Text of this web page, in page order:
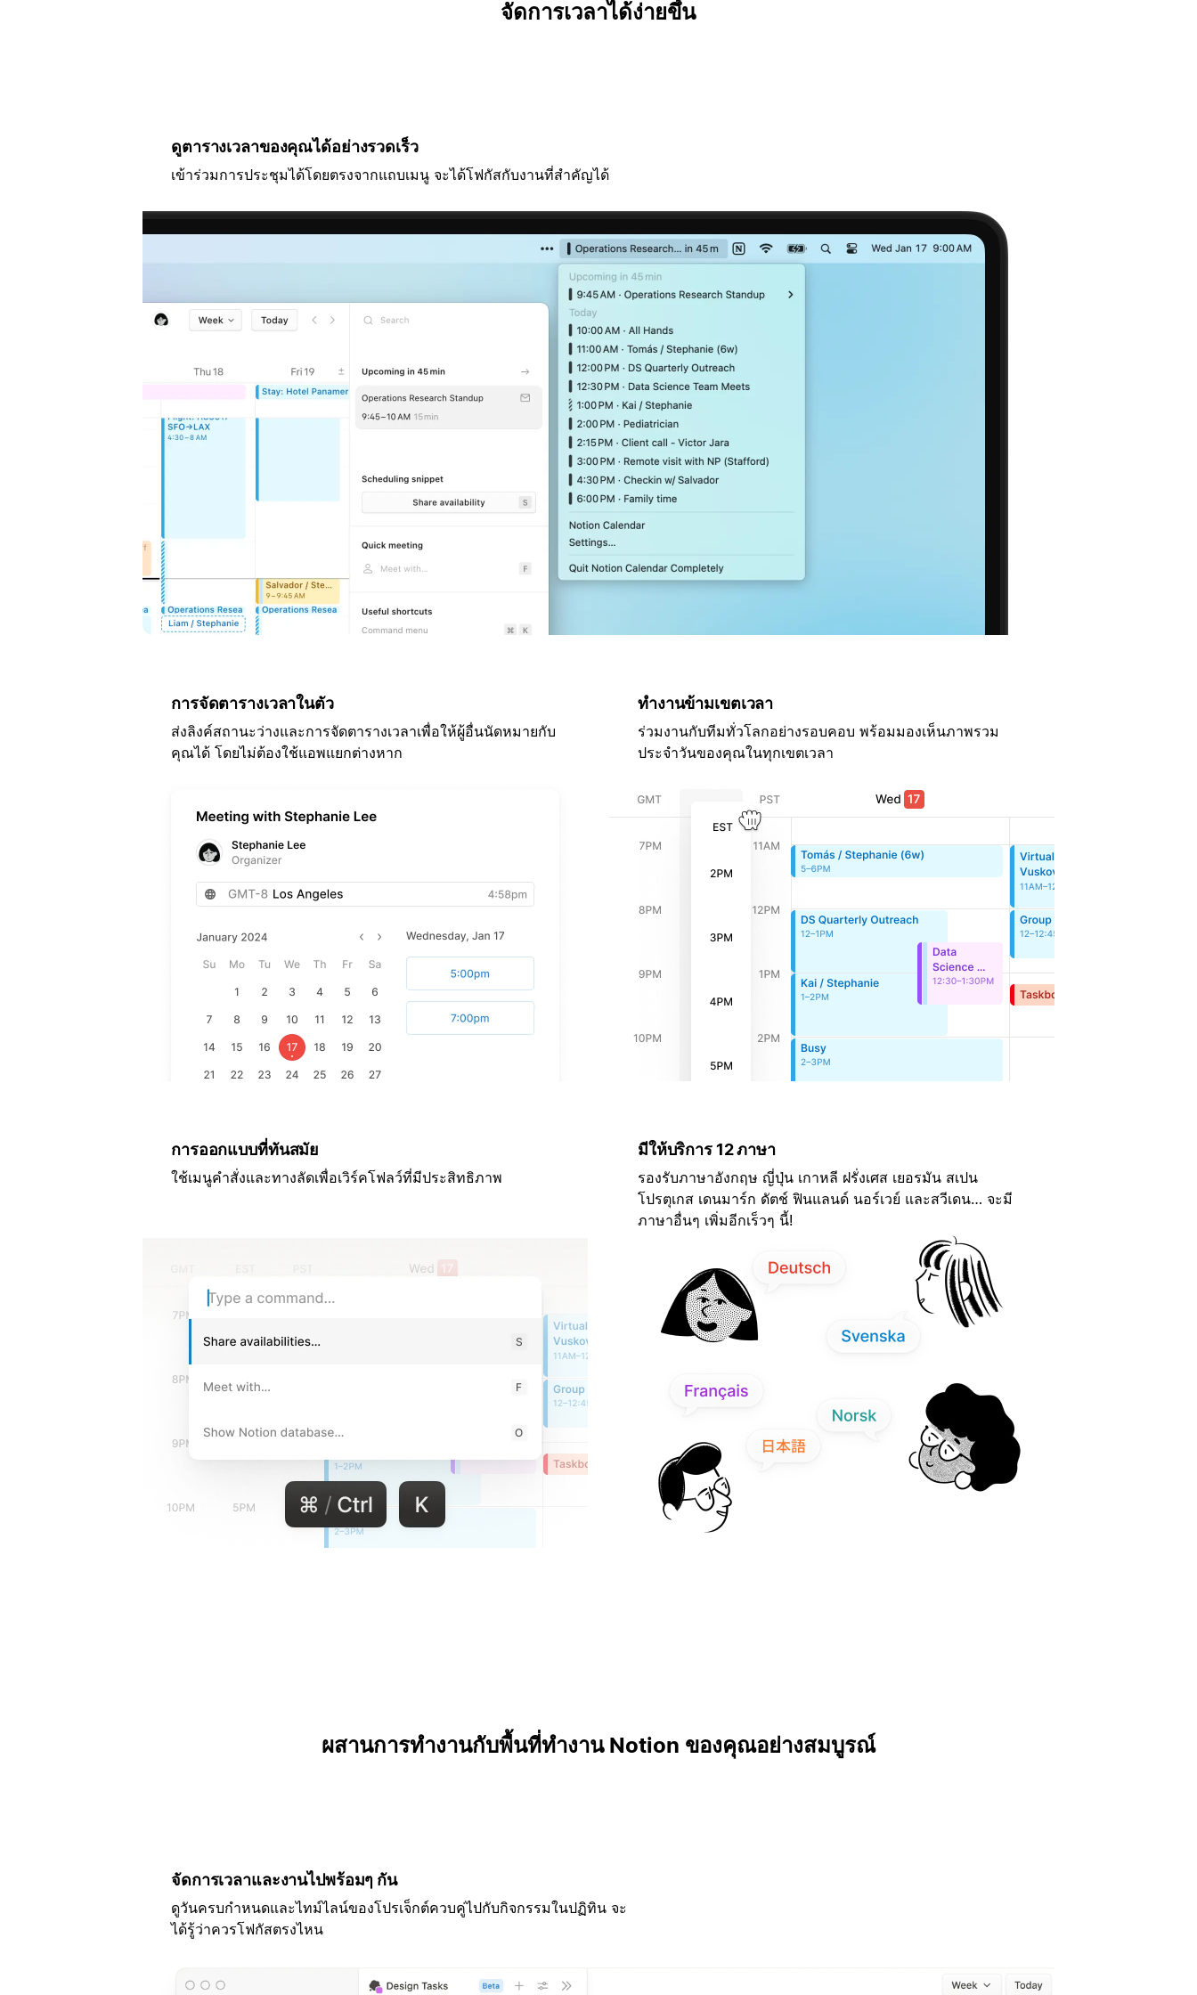
จัดการเวลาได้ง่ายขึ้น
ดูตารางเวลาของคุณได้อย่างรวดเร็ว
เข้าร่วมการประชุมได้โดยตรงจากแถบเมนู จะได้โฟกัสกับงานที่สำคัญได้
การจัดตารางเวลาในตัว
ส่งลิงค์สถานะว่างและการจัดตารางเวลาเพื่อให้ผู้อื่นนัดหมายกับ
คุณได้ โดยไม่ต้องใช้แอพแยกต่างหาก
ทำงานข้ามเขตเวลา
ร่วมงานกับทีมทั่วโลกอย่างรอบคอบ พร้อมมองเห็นภาพรวม
ประจำวันของคุณในทุกเขตเวลา
การออกแบบที่ทันสมัย
ใช้เมนูคำสั่งและทางลัดเพื่อเวิร์คโฟลว์ที่มีประสิทธิภาพ
มีให้บริการ 12 ภาษา
รองรับภาษาอังกฤษ ญี่ปุ่น เกาหลี ฝรั่งเศส เยอรมัน สเปน
โปรตุเกส เดนมาร์ก ดัตช์ ฟินแลนด์ นอร์เวย์ และสวีเดน… จะมี
ภาษาอื่นๆ เพิ่มอีกเร็วๆ นี้!
ผสานการทำงานกับพื้นที่ทำงาน Notion ของคุณอย่างสมบูรณ์
จัดการเวลาและงานไปพร้อมๆ กัน
ดูวันครบกำหนดและไทม์ไลน์ของโปรเจ็กต์ควบคู่ไปกับกิจกรรมในปฏิทิน จะ
ได้รู้ว่าควรโฟกัสตรงไหน